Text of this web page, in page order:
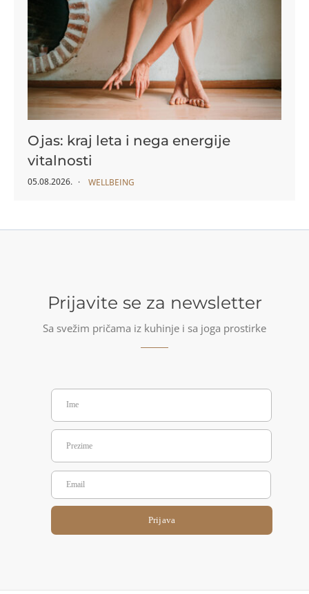
Ojas: kraj leta i nega energije
vitalnosti
05.08.2026. WELLBEING
Prijavite se za newsletter
Sa svežim pričama iz kuhinje i sa joga prostirke
Prijava